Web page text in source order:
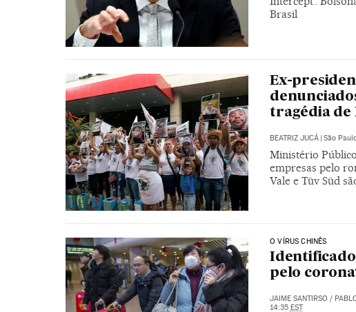
Brasil
Ex-
tragédia
BEATRIZ JUCÁ São
Ministério
empresas pelo
Vale e Tüv Süd
O VÍRUS CHINÊS
pelo
JAIME SANTIRSO /
14:35 EST